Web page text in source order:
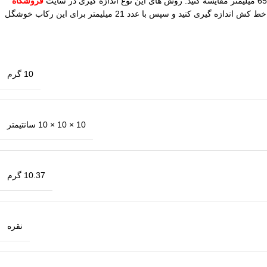
و با سرچ در گوگل قابل مشاهده است. برای تعیین سایز یک روش دیگر هم وجود دارد. میتوانید قطر داخل به داخل پایه انگشتر قدیمی خود را با خط کش اندازه گیری کنید و سپس با عدد 21 میلیمتر برای این رکاب خوشگل
10 گرم
10 × 10 × 10 سانتیمتر
10.37 گرم
نقره